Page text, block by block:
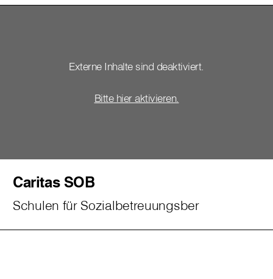
Externe Inhalte sind deaktiviert.
Bitte hier aktivieren.
Caritas SOB
Schulen für Sozialbetreuungsber